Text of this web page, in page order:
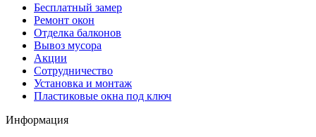
Бесплатный замер
Ремонт окон
Отделка балконов
Вывоз мусора
Акции
Сотрудничество
Установка и монтаж
Пластиковые окна под ключ
Информация